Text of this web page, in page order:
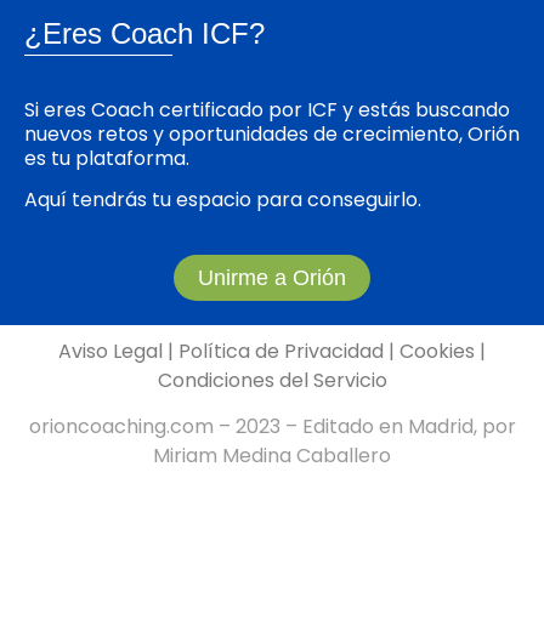
¿Eres Coach ICF?
Si eres Coach certificado por ICF y estás buscando
nuevos retos y oportunidades de crecimiento, Orión
es tu plataforma.
Aquí tendrás tu espacio para conseguirlo.
Unirme a Orión
Aviso Legal | Política de Privacidad | Cookies |
Condiciones del Servicio
orioncoaching.com – 2023 – Editado en Madrid, por
Miriam Medina Caballero